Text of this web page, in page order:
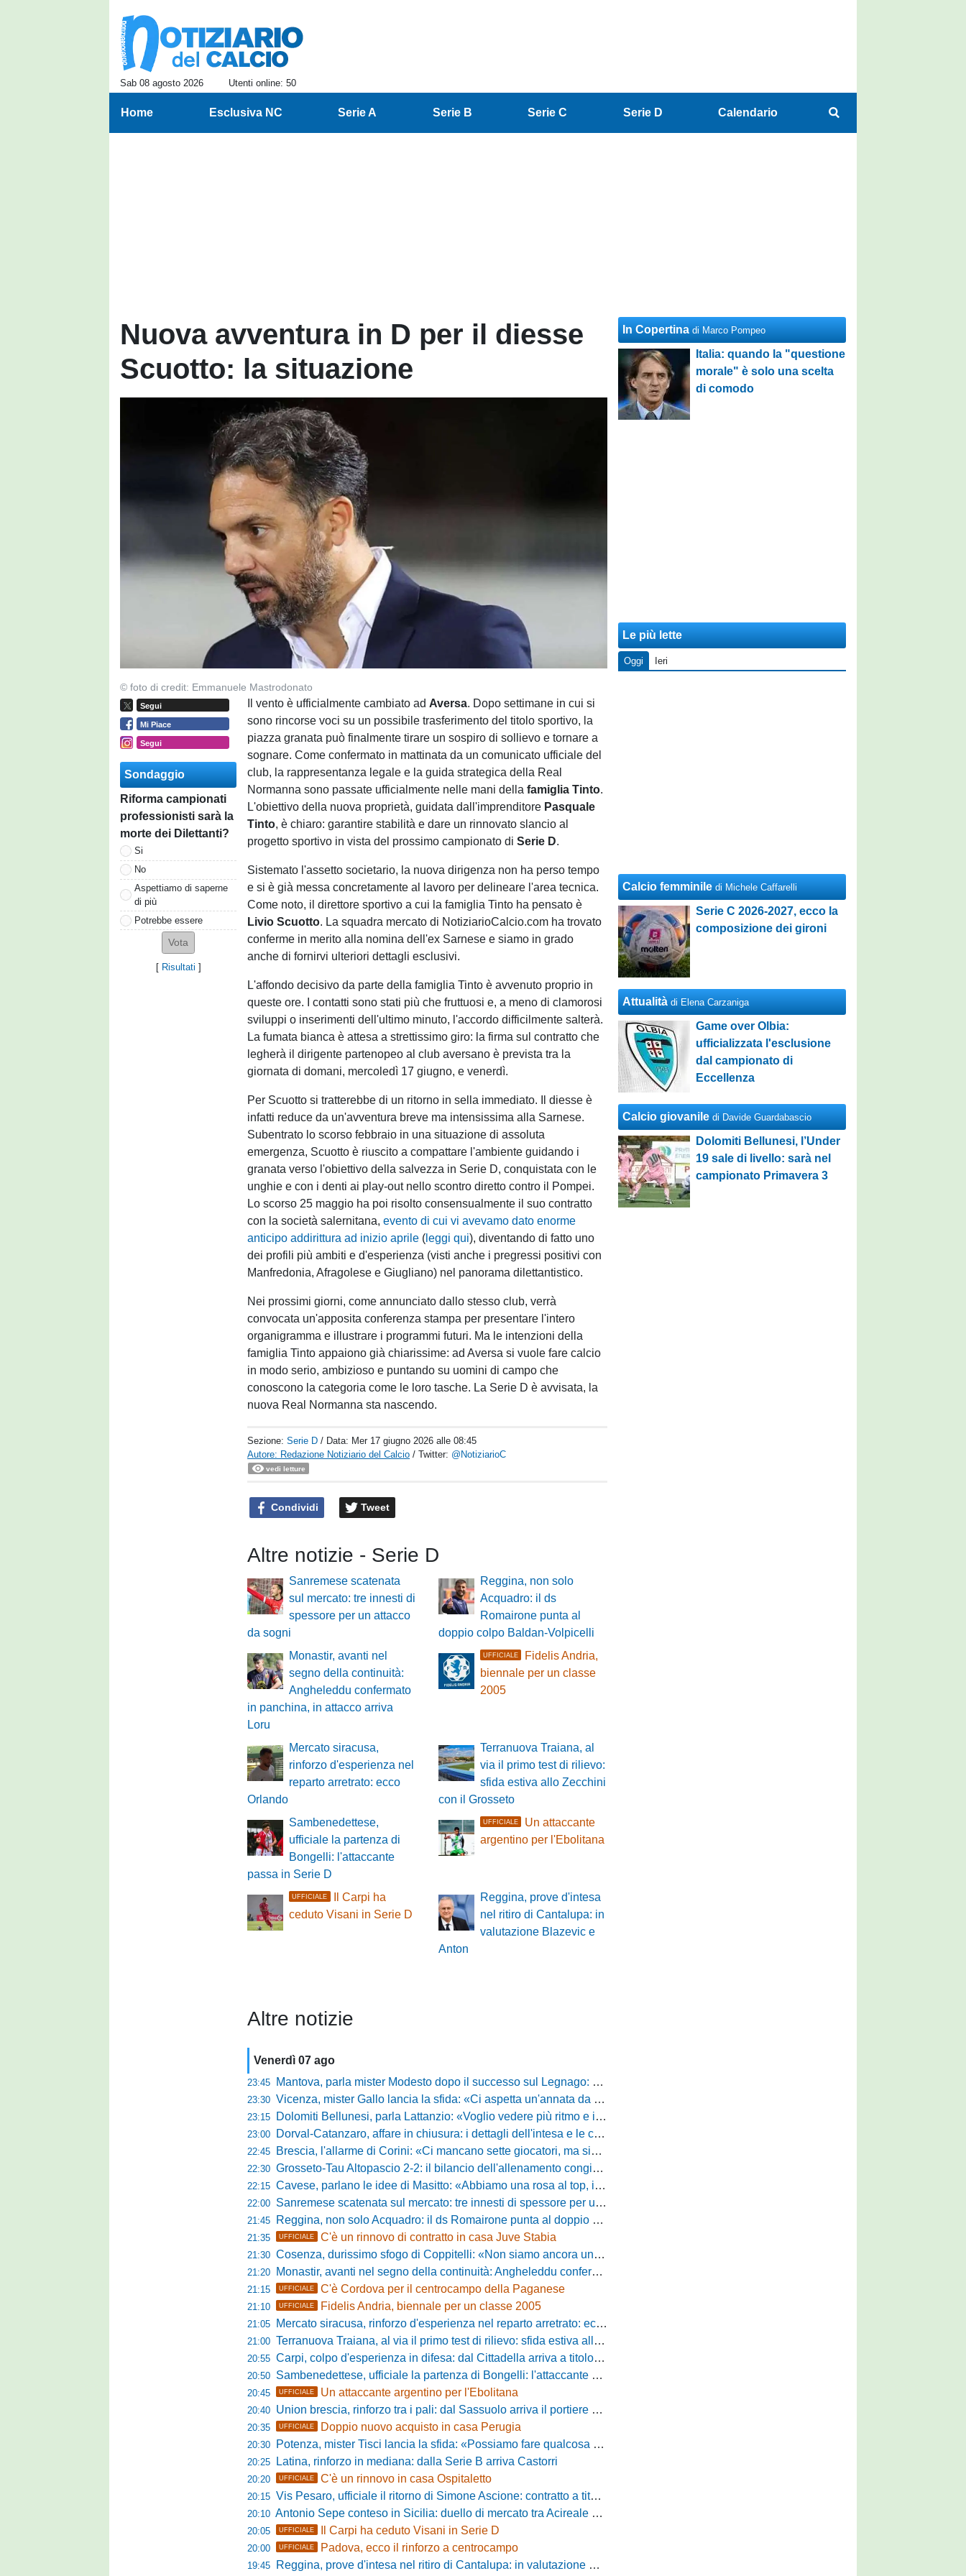
Sab 08 agosto 2026 Utenti online: 50
Home Esclusiva NC Serie A Serie B Serie C Serie D Calendario
Nuova avventura in D per il diesse
Scuotto: la situazione
© foto di credit: Emmanuele Mastrodonato
Segui
Mi Piace
Segui
Sondaggio
Riforma campionati
professionisti sarà la
morte dei Dilettanti?
Si
No
Aspettiamo di saperne
di più
Potrebbe essere
[ Risultati ]
Il vento è ufficialmente cambiato ad Aversa. Dopo settimane in cui si
sono rincorse voci su un possibile trasferimento del titolo sportivo, la
piazza granata può finalmente tirare un sospiro di sollievo e tornare a
sognare. Come confermato in mattinata da un comunicato ufficiale del
club, la rappresentanza legale e la guida strategica della Real
Normanna sono passate ufficialmente nelle mani dellafamiglia Tinto.
L'obiettivo della nuova proprietà, guidata dall'imprenditore Pasquale
Tinto, è chiaro: garantire stabilità e dare un rinnovato slancio al
progetto sportivo in vista del prossimo campionato diSerie D.
Sistemato l'assetto societario, la nuova dirigenza non ha perso tempo
e si è già messa concretamente al lavoro per delineare l'area tecnica.
Come noto, il direttore sportivo a cui la famiglia Tinto ha pensato è
Livio Scuotto. La squadra mercato di NotiziarioCalcio.com ha trovato
conferme in merito alla nomina dell'ex Sarnese e siamo in grado
anche di fornirvi ulteriori dettagli esclusivi.
L'affondo decisivo da parte della famiglia Tinto è avvenuto proprio in
queste ore. I contatti sono stati più che fruttuosi e, a meno di clamorosi
sviluppi o inserimenti dell'ultimo minuto, l'accordo difficilmente salterà.
La fumata bianca è attesa a strettissimo giro: la firma sul contratto che
legherà il dirigente partenopeo al club aversano è prevista tra la
giornata di domani, mercoledì 17 giugno, e venerdì.
Per Scuotto si tratterebbe di un ritorno in sella immediato. Il diesse è
infatti reduce da un'avventura breve ma intensissima alla Sarnese.
Subentrato lo scorso febbraio in una situazione di assoluta
emergenza, Scuotto è riuscito a compattare l'ambiente guidando i
granata verso l'obiettivo della salvezza in Serie D, conquistata con le
unghie e con i denti ai play-out nello scontro diretto contro il Pompei.
Lo scorso 25 maggio ha poi risolto consensualmente il suo contratto
con la società salernitana, evento di cui vi avevamo dato enorme
anticipo addirittura ad inizio aprile ( leggi qui), diventando di fatto uno
dei profili più ambiti e d'esperienza (visti anche i pregressi positivi con
Manfredonia, Afragolese e Giugliano) nel panorama dilettantistico.
Nei prossimi giorni, come annunciato dallo stesso club, verrà
convocata un'apposita conferenza stampa per presentare l'intero
organigramma e illustrare i programmi futuri. Ma le intenzioni della
famiglia Tinto appaiono già chiarissime: ad Aversa si vuole fare calcio
in modo serio, ambizioso e puntando su uomini di campo che
conoscono la categoria come le loro tasche. La Serie D è avvisata, la
nuova Real Normanna sta nascendo.
Sezione:Serie D / Data: Mer 17 giugno 2026 alle 08:45
Autore: Redazione Notiziario del Calcio / Twitter: @NotiziarioC
vedi letture
Condividi Tweet
Altre notizie - Serie D
Sanremese scatenata
sul mercato: tre innesti di
spessore per un attacco
da sogni
Reggina, non solo
Acquadro: il ds
Romairone punta al
doppio colpo Baldan-Volpicelli
Monastir, avanti nel
segno della continuità:
Angheleddu confermato
in panchina, in attacco arriva
Loru
UFFICIALE
Fidelis Andria,
biennale per un classe
2005
Mercato siracusa,
rinforzo d'esperienza nel
reparto arretrato: ecco
Orlando
Terranuova Traiana, al
via il primo test di rilievo:
sfida estiva allo Zecchini
con il Grosseto
Sambenedettese,
ufficiale la partenza di
Bongelli: l'attaccante
passa in Serie D
UFFICIALE
Un attaccante
argentino per l'Ebolitana
UFFICIALE
Il Carpi ha
ceduto Visani in Serie D
Reggina, prove d'intesa
nel ritiro di Cantalupa: in
valutazione Blazevic e
Anton
Altre notizie
Venerdì 07 ago
23:45 Mantova, parla mister Modesto dopo il successo sul Legnago: "Buona tenuta nervosa, ma dobbiamo migliorare"
23:30 Vicenza, mister Gallo lancia la sfida: «Ci aspetta un'annata da protagonisti in B, ma qui nessuno ha il posto fisso»
23:15 Dolomiti Bellunesi, parla Lattanzio: «Voglio vedere più ritmo e intensità, dobbiamo lasciare tutto sul campo»
23:00 Dorval-Catanzaro, affare in chiusura: i dettagli dell'intesa e le cifre dell'operazione
22:45 Brescia, l'allarme di Corini: «Ci mancano sette giocatori, ma siamo una squadra forte»
22:30 Grosseto-Tau Altopascio 2-2: il bilancio dell'allenamento congiunto e la risposta dei nuovi arrivi
22:15 Cavese, parlano le idee di Masitto: «Abbiamo una rosa al top, il pubblico del Lamberti ci spingerà lontano»
22:00 Sanremese scatenata sul mercato: tre innesti di spessore per un attacco da sogni
21:45 Reggina, non solo Acquadro: il ds Romairone punta al doppio colpo Baldan-Volpicelli
21:35 UFFICIALE C'è un rinnovo di contratto in casa Juve Stabia
21:30 Cosenza, durissimo sfogo di Coppitelli: «Non siamo ancora una squadra, ora serve tirare una riga!»
21:20 Monastir, avanti nel segno della continuità: Angheleddu confermato in panchina, in attacco arriva Loru
21:15 UFFICIALE C'è Cordova per il centrocampo della Paganese
21:10 UFFICIALE Fidelis Andria, biennale per un classe 2005
21:05 Mercato siracusa, rinforzo d'esperienza nel reparto arretrato: ecco Orlando
21:00 Terranuova Traiana, al via il primo test di rilievo: sfida estiva allo Zecchini con il Grosseto
20:55 Carpi, colpo d'esperienza in difesa: dal Cittadella arriva a titolo definitivo Riccardo Gatti
20:50 Sambenedettese, ufficiale la partenza di Bongelli: l'attaccante passa in Serie D
20:45 UFFICIALE Un attaccante argentino per l'Ebolitana
20:40 Union brescia, rinforzo tra i pali: dal Sassuolo arriva il portiere Gioele Zacchi
20:35 UFFICIALE Doppio nuovo acquisto in casa Perugia
20:30 Potenza, mister Tisci lancia la sfida: «Possiamo fare qualcosa di storico e regalarci la trasferta a Genova»
20:25 Latina, rinforzo in mediana: dalla Serie B arriva Castorri
20:20 UFFICIALE C'è un rinnovo in casa Ospitaletto
20:15 Vis Pesaro, ufficiale il ritorno di Simone Ascione: contratto a titolo definitivo fino al 2029
20:10 Antonio Sepe conteso in Sicilia: duello di mercato tra Acireale e Messina
20:05 UFFICIALE Il Carpi ha ceduto Visani in Serie D
20:00 UFFICIALE Padova, ecco il rinforzo a centrocampo
19:45 Reggina, prove d'intesa nel ritiro di Cantalupa: in valutazione Blazevic e Anton
In Copertina di Marco Pompeo
Italia: quando la "questione
morale" è solo una scelta
di comodo
Le più lette
Oggi Ieri
Calcio femminile di Michele Caffarelli
Serie C 2026-2027, ecco la
composizione dei gironi
Attualità di Elena Carzaniga
Game over Olbia:
ufficializzata l'esclusione
dal campionato di
Eccellenza
Calcio giovanile di Davide Guardabascio
Dolomiti Bellunesi, l’Under
19 sale di livello: sarà nel
campionato Primavera 3